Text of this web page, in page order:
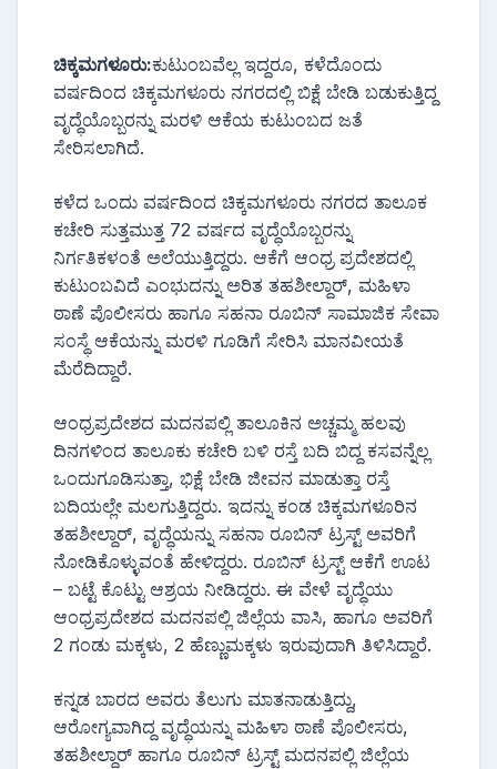
ಚಿಕ್ಕಮಗಳೂರು:ಕುಟುಂಬವೆಲ್ಲ ಇದ್ದರೂ, ಕಳೆದೊಂದು
ವರ್ಷದಿಂದ ಚಿಕ್ಕಮಗಳೂರು ನಗರದಲ್ಲಿ ಬಿಕ್ಷೆ ಬೇಡಿ ಬಡುಕುತ್ತಿದ್ದ
ವೃದ್ಧೆಯೊಬ್ಬರನ್ನು ಮರಳಿ ಆಕೆಯ ಕುಟುಂಬದ ಜತೆ
ಸೇರಿಸಲಾಗಿದೆ.
ಕಳೆದ ಒಂದು ವರ್ಷದಿಂದ ಚಿಕ್ಕಮಗಳೂರು ನಗರದ ತಾಲೂಕ
ಕಚೇರಿ ಸುತ್ತಮುತ್ತ 72 ವರ್ಷದ ವೃದ್ಧೆಯೊಬ್ಬರನ್ನು
ನಿರ್ಗತಿಕಳಂತೆ ಅಲೆಯುತ್ತಿದ್ದರು. ಆಕೆಗೆ ಆಂಧ್ರ ಪ್ರದೇಶದಲ್ಲಿ
ಕುಟುಂಬವಿದೆ ಎಂಭುದನ್ನು ಅರಿತ ತಹಶೀಲ್ದಾರ್, ಮಹಿಳಾ
ಠಾಣೆ ಪೊಲೀಸರು ಹಾಗೂ ಸಹನಾ ರೂಬಿನ್ ಸಾಮಾಜಿಕ ಸೇವಾ
ಸಂಸ್ಥೆ ಆಕೆಯನ್ನು ಮರಳಿ ಗೂಡಿಗೆ ಸೇರಿಸಿ ಮಾನವೀಯತೆ
ಮೆರೆದಿದ್ದಾರೆ.
ಆಂಧ್ರಪ್ರದೇಶದ ಮದನಪಲ್ಲಿ ತಾಲೂಕಿನ ಅಚ್ಚಮ್ಮ ಹಲವು
ದಿನಗಳಿಂದ ತಾಲೂಕು ಕಚೇರಿ ಬಳಿ ರಸ್ತೆ ಬದಿ ಬಿದ್ದ ಕಸವನ್ನೆಲ್ಲ
ಒಂದುಗೂಡಿಸುತ್ತಾ, ಭಿಕ್ಷೆ ಬೇಡಿ ಜೀವನ ಮಾಡುತ್ತಾ ರಸ್ತೆ
ಬದಿಯಲ್ಲೇ ಮಲಗುತ್ತಿದ್ದರು. ಇದನ್ನು ಕಂಡ ಚಿಕ್ಕಮಗಳೂರಿನ
ತಹಶೀಲ್ದಾರ್, ವೃದ್ಧೆಯನ್ನು ಸಹನಾ ರೂಬಿನ್ ಟ್ರಸ್ಟ್ ಅವರಿಗೆ
ನೋಡಿಕೊಳ್ಳುವಂತೆ ಹೇಳಿದ್ದರು. ರೂಬಿನ್ ಟ್ರಸ್ಟ್ ಆಕೆಗೆ ಊಟ
– ಬಟ್ಟೆ ಕೊಟ್ಟು ಆಶ್ರಯ ನೀಡಿದ್ದರು. ಈ ವೇಳೆ ವೃದ್ಧೆಯು
ಆಂಧ್ರಪ್ರದೇಶದ ಮದನಪಲ್ಲಿ ಜಿಲ್ಲೆಯ ವಾಸಿ, ಹಾಗೂ ಅವರಿಗೆ
2 ಗಂಡು ಮಕ್ಕಳು, 2 ಹೆಣ್ಣುಮಕ್ಕಳು ಇರುವುದಾಗಿ ತಿಳಿಸಿದ್ದಾರೆ.
ಕನ್ನಡ ಬಾರದ ಅವರು ತೆಲುಗು ಮಾತನಾಡುತ್ತಿದ್ದು,
ಆರೋಗ್ಯವಾಗಿದ್ದ ವೃದ್ಧೆಯನ್ನು ಮಹಿಳಾ ಠಾಣೆ ಪೊಲೀಸರು,
ತಹಶೀಲ್ದಾರ್ ಹಾಗೂ ರೂಬಿನ್ ಟ್ರಸ್ಟ್ ಮದನಪಲ್ಲಿ ಜಿಲ್ಲೆಯ